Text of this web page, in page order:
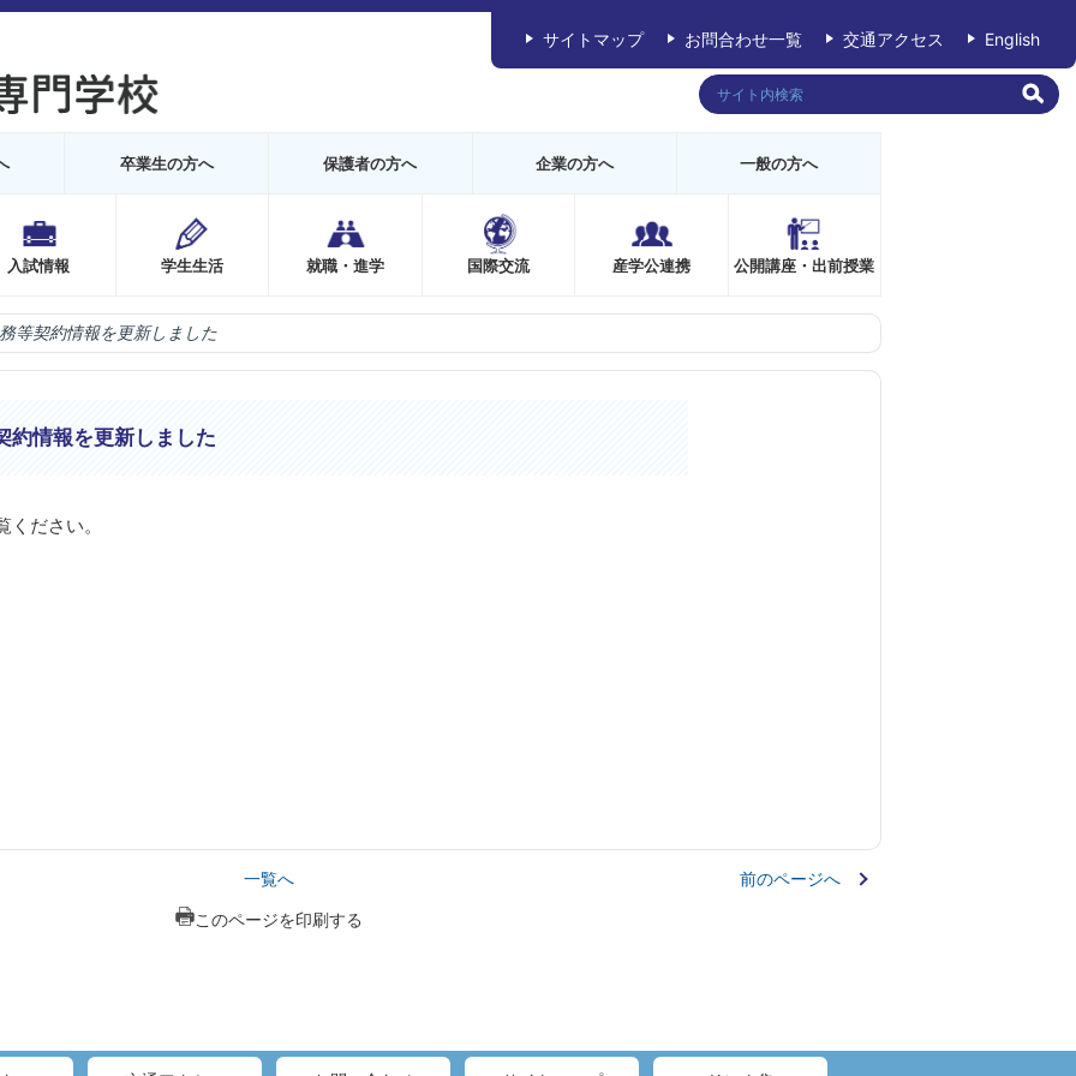
卒業生の方へ 保護者の方へ 企業の方へ 一般の方へ
入試情報 学生生活 就職・進学 国際交流 産学公連携 公開講座・出前授業
サイトマップ お問合わせ一覧 交通アクセス English
等契約情報を更新しました
約情報を更新しました
ください。
一覧へ
前のページへ
このページを印刷する